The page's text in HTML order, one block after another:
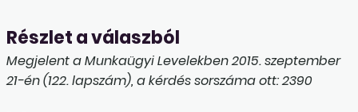
Részlet a válaszból
Megjelent a Munkaügyi Levelekben 2015. szeptember
21-én (122. lapszám), a kérdés sorszáma ott: 2390